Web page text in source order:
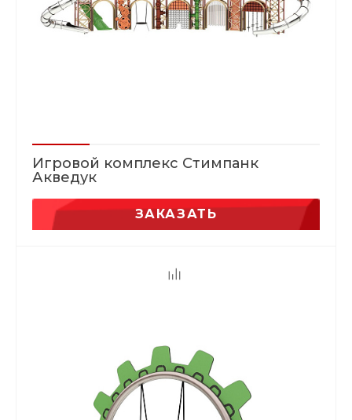
Игровой комплекс Стимпанк
Акведук
ЗАКАЗАТЬ